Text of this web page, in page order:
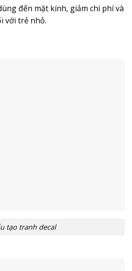
đến mặt kính, giảm chi phí và
với trẻ nhỏ.
tạo tranh decal